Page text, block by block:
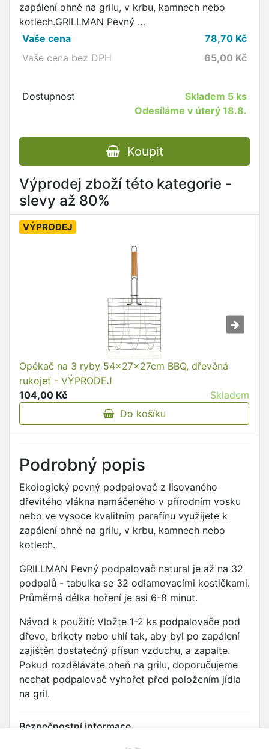
zapálení ohně na grilu, v krbu, kamnech nebo
kotlech.GRILLMAN Pevný …
Vaše cena
78,70 Kč
Vaše cena bez DPH
65,00 Kč
Dostupnost Skladem 5 ks
Odesíláme v úterý 18.8.
Koupit
Výprodej zboží této kategorie -
slevy až 80%
VÝPRODEJ
Opékač na 3 ryby 54x27x27cm BBQ, dřevěná
rukojeť - VÝPRODEJ
104,00 Kč
Skladem
Do košíku
Podrobný popis
Ekologický pevný podpalovač z lisovaného
dřevitého vlákna namáčeného v přírodním vosku
nebo ve vysoce kvalitním parafínu využijete k
zapálení ohně na grilu, v krbu, kamnech nebo
kotlech.
GRILLMAN Pevný podpalovač natural je až na 32
podpalů - tabulka se 32 odlamovacími kostičkami.
Průměrná délka hoření je asi 6-8 minut.
Návod k použití: Vložte 1-2 ks podpalovače pod
dřevo, brikety nebo uhlí tak, aby byl po zapálení
zajištěn dostatečný přísun vzduchu, a zapalte.
Pokud rozděláváte oheň na grilu, doporučujeme
nechat podpalovač vyhořet před položením jídla
na gril.
Bezpečnostní informace